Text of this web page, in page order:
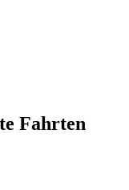
Fahrten